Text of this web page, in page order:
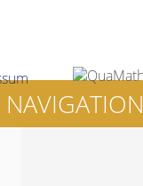
NAVIGATION